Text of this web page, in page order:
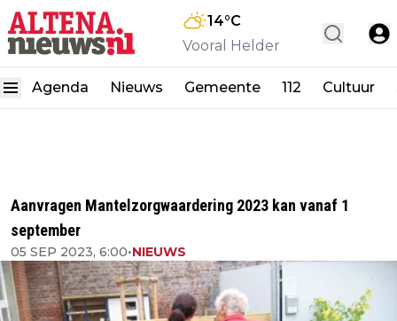
14°C
Vooral Helder
Agenda Nieuws Gemeente 112 Cultuur
Aanvragen Mantelzorgwaardering 2023 kan vanaf 1
september
05 SEP 2023, 6:00•NIEUWS